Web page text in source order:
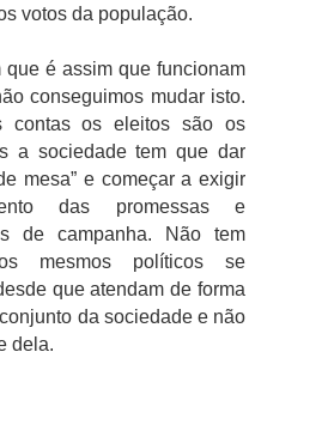
votos da população.
que é assim que funcionam
conseguimos mudar isto.
contas os eleitos são os
a sociedade tem que dar
mesa” e começar a exigir
das promessas e
de campanha. Não tem
mesmos políticos se
que atendam de forma
da sociedade e não
dela.